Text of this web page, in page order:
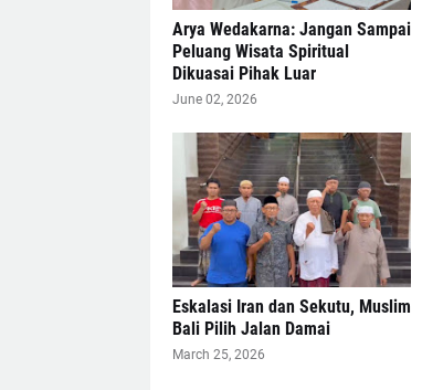
Arya Wedakarna: Jangan Sampai
Peluang Wisata Spiritual
Dikuasai Pihak Luar
June 02, 2026
Eskalasi Iran dan Sekutu, Muslim
Bali Pilih Jalan Damai
March 25, 2026